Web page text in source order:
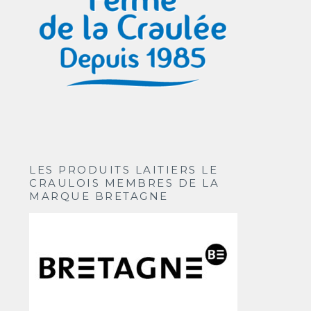
LES PRODUITS LAITIERS LE
CRAULOIS MEMBRES DE LA
MARQUE BRETAGNE